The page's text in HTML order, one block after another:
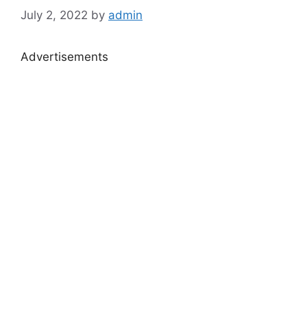
July 2, 2022 by admin
Advertisements